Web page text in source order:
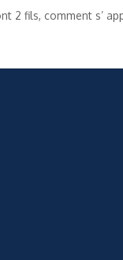
2 fils, comment s’